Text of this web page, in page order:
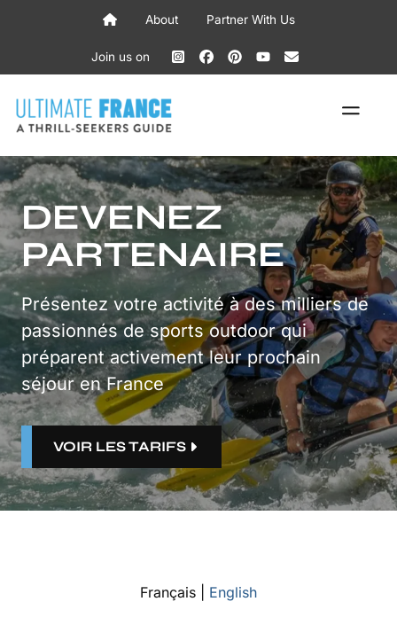
About Partner With Us
Join us on
DEVENEZ
PARTENAIRE
Présentez votre activité à des milliers de
passionnés de sports outdoor qui
préparent activement leur prochain
séjour en France
VOIR LES TARIFS
Français | English